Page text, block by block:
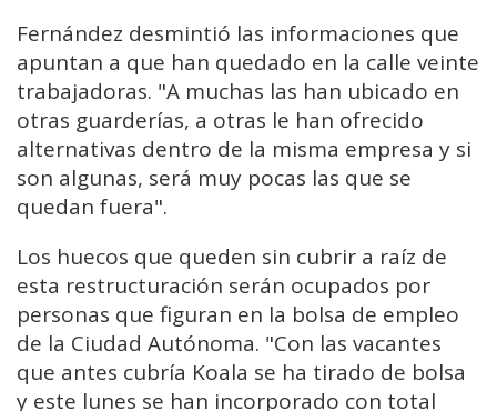
Fernández desmintió las informaciones que
apuntan a que han quedado en la calle veinte
trabajadoras. "A muchas las han ubicado en
otras guarderías, a otras le han ofrecido
alternativas dentro de la misma empresa y si
son algunas, será muy pocas las que se
quedan fuera".
Los huecos que queden sin cubrir a raíz de
esta restructuración serán ocupados por
personas que figuran en la bolsa de empleo
de la Ciudad Autónoma. "Con las vacantes
que antes cubría Koala se ha tirado de bolsa
y este lunes se han incorporado con total